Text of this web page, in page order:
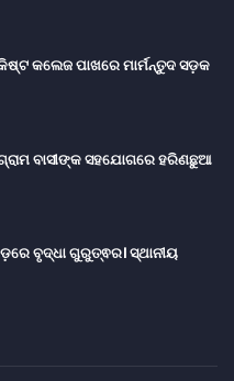
କିଷ୍ଟ କଲେଜ ପାଖରେ ମାର୍ମନ୍ତୁଦ ସଡ଼କ
ଗ୍ରାମ ବାସୀଙ୍କ ସହଯୋଗରେ ହରିଣଛୁଆ
ବୃଦ୍ଧା ଗୁରୁତ୍ଵର। ସ୍ଥାନୀୟ